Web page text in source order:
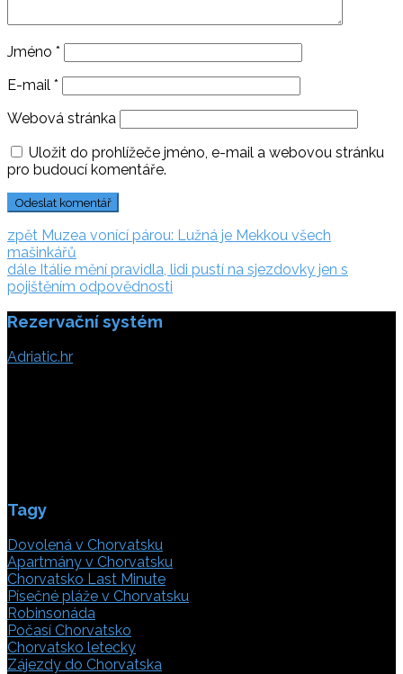
Jméno *
E-mail *
Webová stránka
Uložit do prohlížeče jméno, e-mail a webovou stránku
pro budoucí komentáře.
Navigace
pro
příspěvek
zpět zpět:
Muzea vonící párou: Lužná je Mekkou všech
mašinkářů
dále dále:
Itálie mění pravidla, lidi pustí na sjezdovky jen s
pojištěním odpovědnosti
Rezervační systém
Adriatic.hr
Tagy
Dovolená v Chorvatsku
Apartmány v Chorvatsku
Chorvatsko Last Minute
Písečné pláže v Chorvatsku
Robinsonáda
Počasí Chorvatsko
Chorvatsko letecky
Zájezdy do Chorvatska